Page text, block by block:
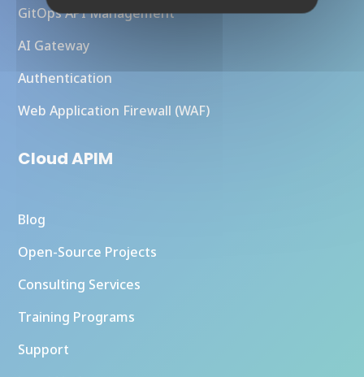
GitOps API Management
AI Gateway
Authentication
Web Application Firewall (WAF)
Cloud APIM
Blog
Open-Source Projects
Consulting Services
Training Programs
Support